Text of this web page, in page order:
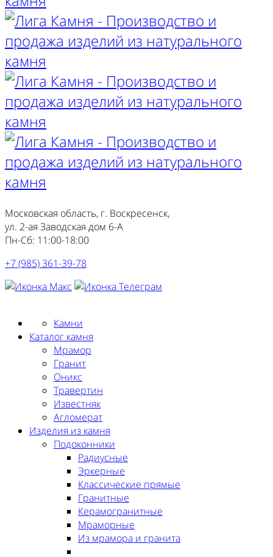
Московская область, г. Воскресенск,
ул. 2-ая Заводская дом 6-А
Пн-Сб: 11:00-18:00
+7 (985) 361-39-78
Камни
Каталог камня
Мрамор
Гранит
Оникс
Травертин
Известняк
Агломерат
Изделия из камня
Подоконники
Радиусные
Эркерные
Классические прямые
Гранитные
Керамогранитные
Мраморные
Из мрамора и гранита